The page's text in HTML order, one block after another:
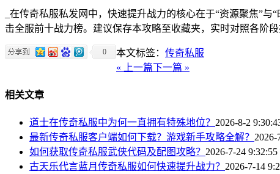
_在传奇私服私发网中，快速提升战力的核心在于“资源聚焦”
击全服前十战力榜。建议保存本攻略至收藏夹，实时对照各阶段
0 本文标签： 传奇私服
« 上一篇下一篇 »
相关文章
道士在传奇私服中为何一直拥有特殊地位？ 2026-8-2
最新传奇私服客户端如何下载？游戏新手攻略全解？ 2026-
如何获取传奇私服武侠代码及配图攻略？ 2026-7-24 9:32:55
古天乐代言蓝月传奇私服如何快速提升战力？ 2026-7-14